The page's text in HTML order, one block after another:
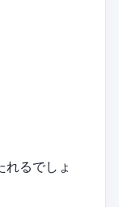
れるでしょ